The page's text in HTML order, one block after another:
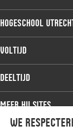
We
Hogeschool
Voltijdopleidingen
Deeltijdopleidingen
Onderzoek
Werken bij de HU
Voltijd
Associate degree
Bachelor
Master
Studiekeuze voltijd
Deeltijd
Associate degree
Bachelor
Meer HU sites
HU International